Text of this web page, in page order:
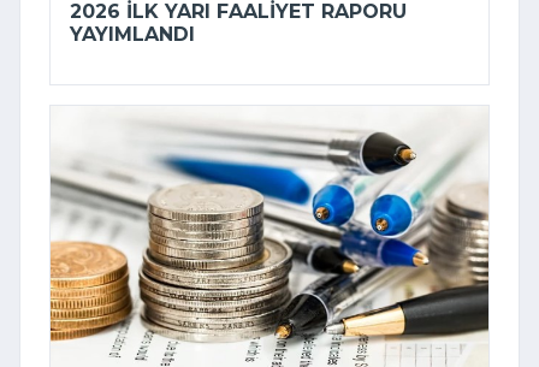
2026 ILK YARI FAALIYET RAPORU
YAYIMLANDI